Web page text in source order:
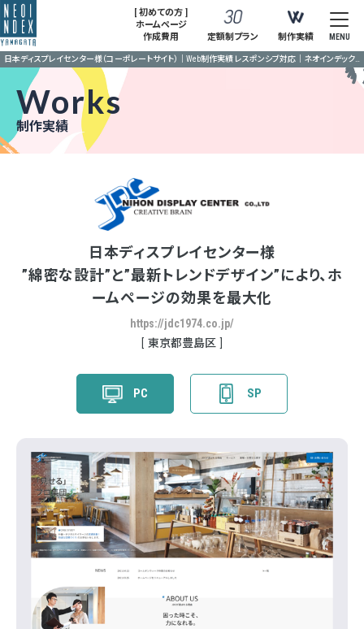
[ 初めての方 ]
ホームページ
作成費用
定額制プラン 制作実績 MENU
Works
制作実績
日本ディスプレイセンター様
”綿密な設計”と”最新トレンドデザイン”により、ホ
ームページの効果を最大化
https://jdc1974.co.jp/
東京都豊島区
PC SP